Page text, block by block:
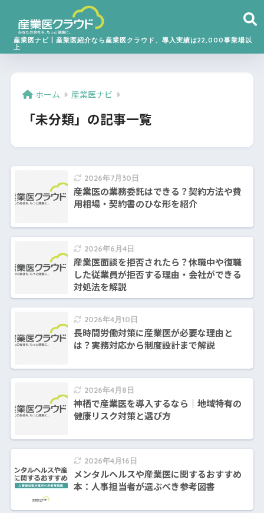
産業医ナビ丨産業医紹介なら産業医クラウド、導入実績は22,000事業場以
上
ホーム 産業医ナビ
「未分類」の記事一覧
2026年7月30日
産業医の業務委託はできる？契約方法や費
用相場・契約書のひな形を紹介
2026年6月4日
産業医面談を拒否されたら？休職中や復職
した従業員が拒否する理由・会社ができる
対処法を解説
2026年4月10日
長時間労働対策に産業医が必要な理由と
は？実務対応から制度設計まで解説
2026年4月8日
神栖で産業医を導入するなら｜地域特有の
健康リスク対策と選び方
2026年4月16日
メンタルヘルスや産業医に関するおすすめ
本：人事担当者が選ぶべき参考図書